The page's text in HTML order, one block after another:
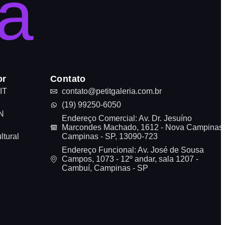
Contato
contato@petitgaleria.com.br
(19) 99250-6050
Endereço Comercial: Av. Dr. Jesuíno
Marcondes Machado, 1612 - Nova Campinas,
Campinas - SP, 13090-723
Endereço Funcional: Av. José de Sousa
Campos, 1073 - 12º andar, sala 1207 -
Cambuí, Campinas - SP